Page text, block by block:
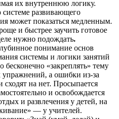
их внутреннюю логику.
системе развивающего
может показаться медленным.
и быстрее заучить готовое
нужно подождать.
понимание основ
системы и логики занятий
«закреплять» тему
а ошибки из-за
сходят на нет. Просыпается
и освобождается
и развлечения у детей, на
— у учителей.